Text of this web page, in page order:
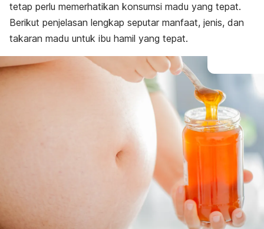
tetap perlu memerhatikan konsumsi madu yang tepat.
Berikut penjelasan lengkap seputar manfaat, jenis, dan
takaran madu untuk ibu hamil yang tepat.